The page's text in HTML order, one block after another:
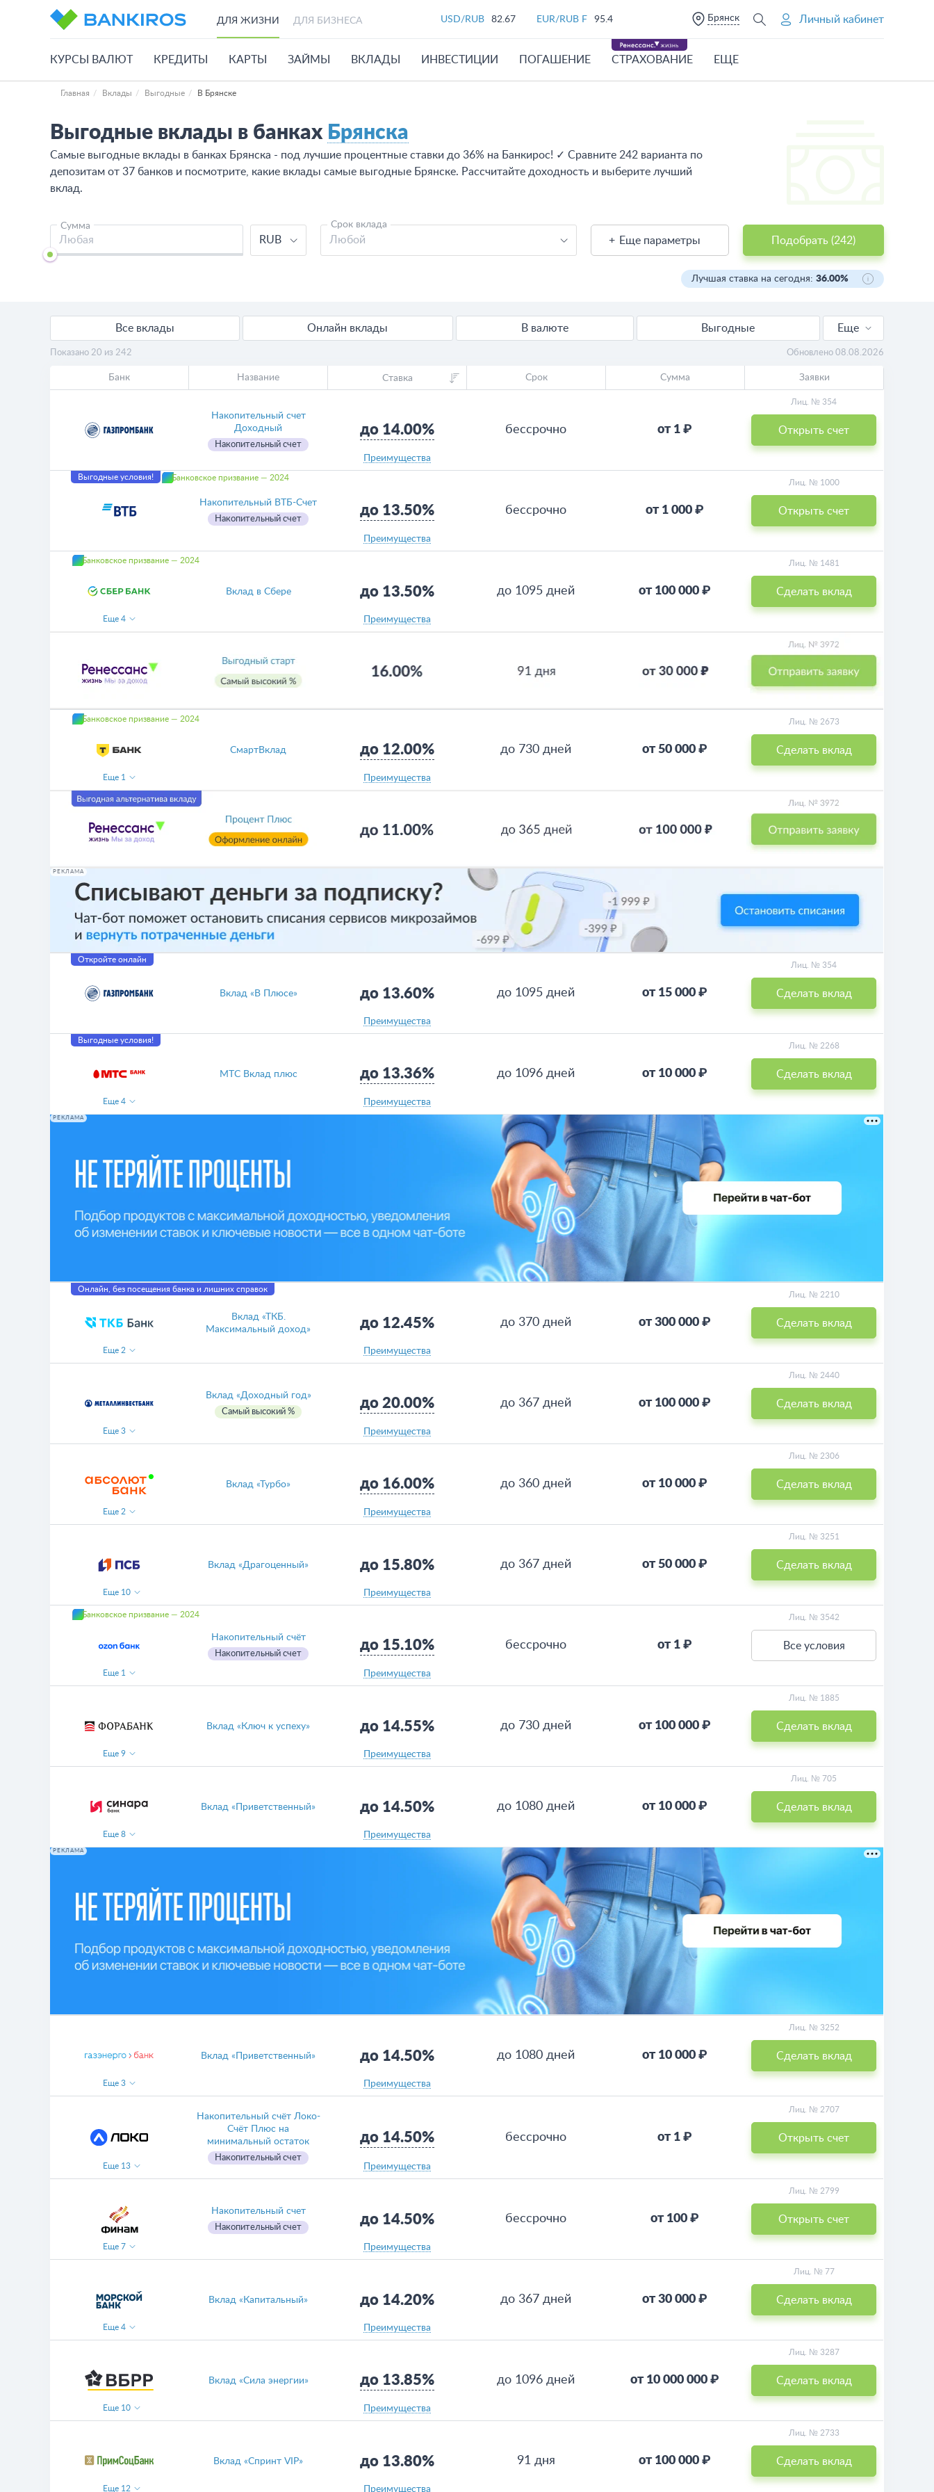
ДЛЯ ЖИЗНИ ДЛЯ БИЗНЕСА USD/RUB 82.67 EUR/RUB F 95.4 Брянск Личный кабинет
КУРСЫ ВАЛЮТ КРЕДИТЫ КАРТЫ ЗАЙМЫ ВКЛАДЫ ИНВЕСТИЦИИ ПОГАШЕНИЕ СТРАХОВАНИЕ ЕЩЕ
Главная Вклады Выгодные В Брянске
Выгодные вклады в банках Брянска
Самые выгодные вклады в банках Брянска - под лучшие процентные ставки до 36% на Банкирос! ✓ Сравните 242 варианта по
депозитам от 37 банков и посмотрите, какие вклады самые выгодные Брянске. Рассчитайте доходность и выберите лучший
вклад.
Сумма
RUB
Срок вклада
Любой Еще параметры Подобрать (242)
Лучшая ставка на сегодня: 36.00%
Все вклады Онлайн вклады В валюте
Выгодные
Пополняемые
Калькулятор
Еще
Показано 20 из 242 Обновлено 08.08.2026
Банк Название Ставка Срок Сумма Заявки
Накопительный счет
Доходный
Накопительный счет
до 14.00%
Преимущества
бессрочно от 1 ₽
Лиц. № 354
Открыть счет
Выгодные условия! Банковское призвание — 2024
Накопительный ВТБ-Счет
Накопительный счет
до 13.50%
Преимущества
бессрочно от 1 000 ₽
Лиц. № 1000
Открыть счет
Банковское призвание — 2024
Вклад в Сбере до 13.50%
Преимущества
до 1095 дней от 100 000 ₽
Лиц. № 1481
Сделать вклад
Еще 4
Банковское призвание — 2024
СмартВклад до 12.00%
Преимущества
до 730 дней от 50 000 ₽
Лиц. № 2673
Сделать вклад
Еще 1
РЕКЛАМА
Откройте онлайн
Вклад «В Плюсе» до 13.60%
Преимущества
до 1095 дней от 15 000 ₽
Лиц. № 354
Сделать вклад
Выгодные условия!
МТС Вклад плюс до 13.36%
Преимущества
до 1096 дней от 10 000 ₽
Лиц. № 2268
Сделать вклад
Еще 4
РЕКЛАМА
Онлайн, без посещения банка и лишних справок
Вклад «ТКБ.
Максимальный доход»
до 12.45%
Преимущества
до 370 дней от 300 000 ₽
Лиц. № 2210
Сделать вклад
Еще 2
Вклад «Доходный год»
Самый высокий %
до 20.00%
Преимущества
до 367 дней от 100 000 ₽
Лиц. № 2440
Сделать вклад
Еще 3
Вклад «Турбо» до 16.00%
Преимущества
до 360 дней от 10 000 ₽
Лиц. № 2306
Сделать вклад
Еще 2
Вклад «Драгоценный» до 15.80%
Преимущества
до 367 дней от 50 000 ₽
Лиц. № 3251
Сделать вклад
Еще 10
Банковское призвание — 2024
Накопительный счёт
Накопительный счет
до 15.10%
Преимущества
бессрочно от 1 ₽
Лиц. № 3542
Все условия
Еще 1
Вклад «Ключ к успеху» до 14.55%
Преимущества
до 730 дней от 100 000 ₽
Лиц. № 1885
Сделать вклад
Еще 9
Вклад «Приветственный» до 14.50%
Преимущества
до 1080 дней от 10 000 ₽
Лиц. № 705
Сделать вклад
Еще 8
РЕКЛАМА
Вклад «Приветственный» до 14.50%
Преимущества
до 1080 дней от 10 000 ₽
Лиц. № 3252
Сделать вклад
Еще 3
Накопительный счёт Локо-
Счёт Плюс на
минимальный остаток
Накопительный счет
до 14.50%
Преимущества
бессрочно от 1 ₽
Лиц. № 2707
Открыть счет
Еще 13
Накопительный счет
Накопительный счет
до 14.50%
Преимущества
бессрочно от 100 ₽
Лиц. № 2799
Открыть счет
Еще 7
Вклад «Капитальный» до 14.20%
Преимущества
до 367 дней от 30 000 ₽
Лиц. № 77
Сделать вклад
Еще 4
Вклад «Сила энергии» до 13.85%
Преимущества
до 1096 дней от 10 000 000 ₽
Лиц. № 3287
Сделать вклад
Еще 10
Вклад «Спринт VIP» до 13.80%
Преимущества
91 дня от 100 000 ₽
Лиц. № 2733
Сделать вклад
Еще 12